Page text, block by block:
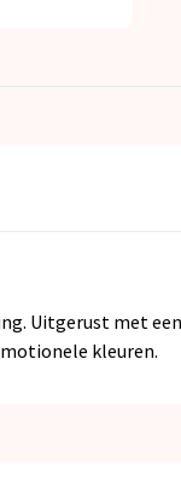
Uitgerust met
kleuren.